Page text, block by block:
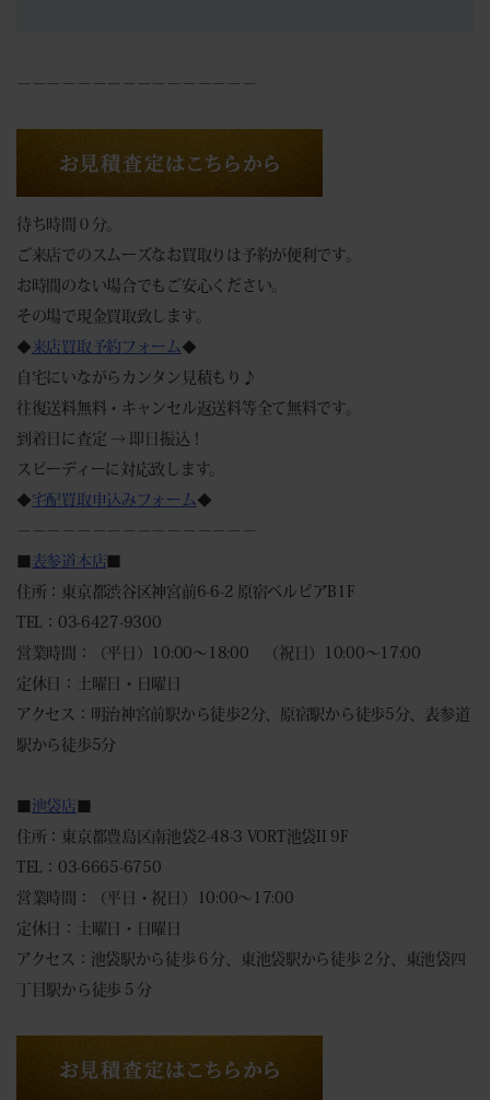
－－－－－－－－－－－－－－－－
待ち時間０分。
ご来店でのスムーズなお買取りは予約が便利です。
お時間のない場合でもご安心ください。
その場で現金買取致します。
◆ 来店買取予約フォーム ◆
自宅にいながらカンタン見積もり♪
往復送料無料・キャンセル返送料等全て無料です。
到着日に査定 → 即日振込！
スピーディーに対応致します。
◆宅配買取申込みフォーム ◆
－－－－－－－－－－－－－－－－
表参道本店
住所：東京都渋谷区神宮前6-6-2 原宿ベルピアB1F
TEL：03-6427-9300
営業時間：（平日）10:00～18:00 （祝日）10:00～17:00
定休日：土曜日・日曜日
アクセス：明治神宮前駅から徒歩2分、原宿駅から徒歩5分、表参道
駅から徒歩5分
池袋店
住所：東京都豊島区南池袋2-48-3 VORT池袋II 9F
TEL：03-6665-6750
営業時間：（平日・祝日）10:00～17:00
定休日：土曜日・日曜日
アクセス：池袋駅から徒歩６分、東池袋駅から徒歩２分、東池袋四
丁目駅から徒歩５分